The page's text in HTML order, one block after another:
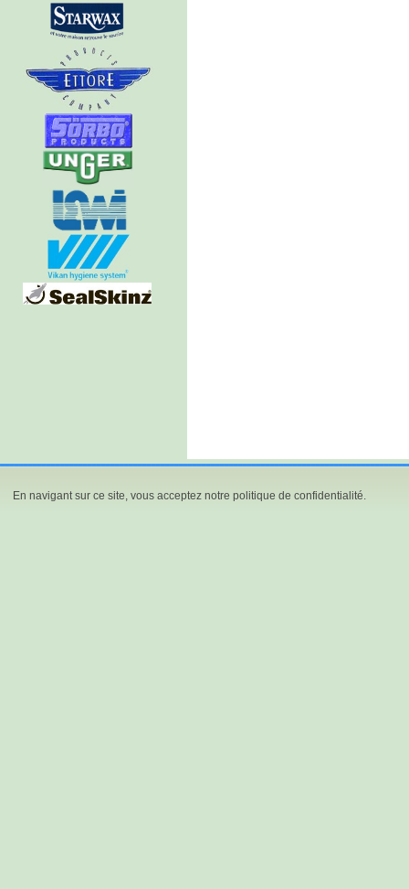
En navigant sur ce site, vous acceptez notre politique de confidentialité.